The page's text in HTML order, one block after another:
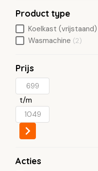
Product type
Koelkast (vrijstaand)
Wasmachine (2)
Prijs
t/m
Acties